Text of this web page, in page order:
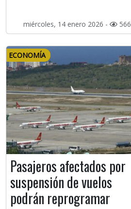
miércoles, 14 enero 2026 - 566
ECONOMÍA
Pasajeros afectados por
suspensión de vuelos
podrán reprogramar